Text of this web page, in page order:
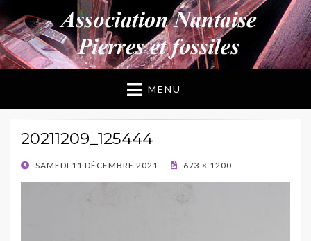
ANPF
Association Nantaise Pierres et Fossiles
MENU
20211209_125444
POSTED
SAMEDI 11 DÉCEMBRE 2021 673 × 1200